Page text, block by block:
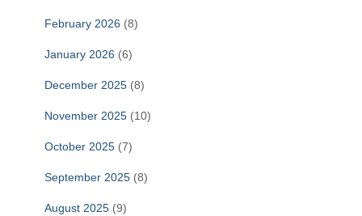
February 2026 (8)
January 2026 (6)
December 2025 (8)
November 2025 (10)
October 2025 (7)
September 2025 (8)
August 2025 (9)